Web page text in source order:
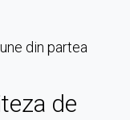
din partea
de